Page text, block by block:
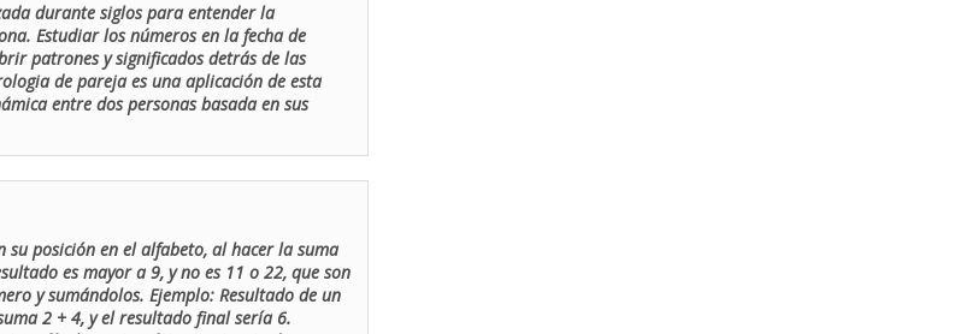
durante siglos para entender la
Estudiar los números en la fecha de
patrones y significados detrás de las
de pareja es una aplicación de esta
entre dos personas basada en sus
posición en el alfabeto, al hacer la suma
es mayor a 9, y no es 11 o 22, que son
y sumándolos. Ejemplo: Resultado de un
2 + 4, y el resultado final sería 6.